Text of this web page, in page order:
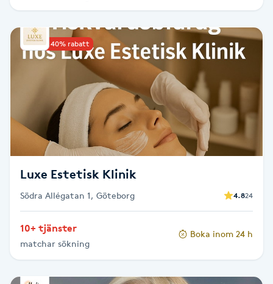
Nagelförstärkning
Nagelklippning
Nageltrång
Naglar borttagning
Naglar reparation
Upp till 40% rabatt
Luxe Estetisk Klinik
Södra Allégatan 1, Göteborg 4.824
10+ tjänster
matchar sökning
Boka inom 24 h